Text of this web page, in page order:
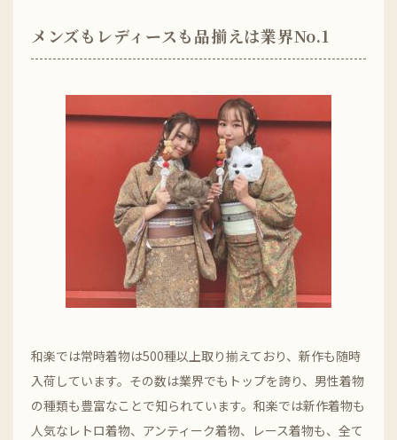
メンズもレディースも品揃えは業界No.1
和楽では常時着物は500種以上取り揃えており、新作も随時
入荷しています。その数は業界でもトップを誇り、男性着物
の種類も豊富なことで知られています。和楽では新作着物も
人気なレトロ着物、アンティーク着物、レース着物も、全て